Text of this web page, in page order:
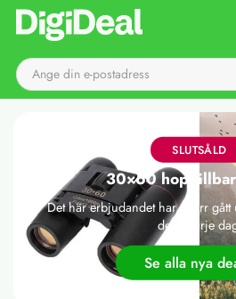
Till startsidan
SLUTSÅLD
30×60
Det här erbjudandet har tyvärr
deals varje
Se alla nya